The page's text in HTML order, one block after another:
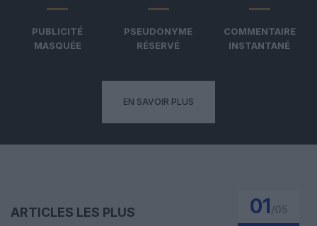
PUBLICITÉ
MASQUÉE
PSEUDONYME
RÉSERVÉ
COMMENTAIRE
INSTANTANÉ
EN SAVOIR PLUS
ARTICLES LES PLUS
01